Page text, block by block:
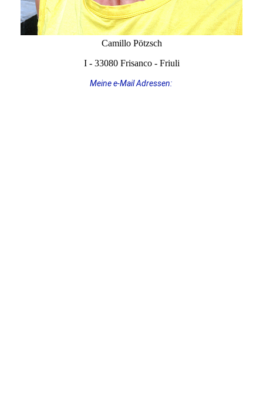
Camillo Pötzsch
I - 33080 Frisanco - Friuli
Meine e-Mail Adressen: